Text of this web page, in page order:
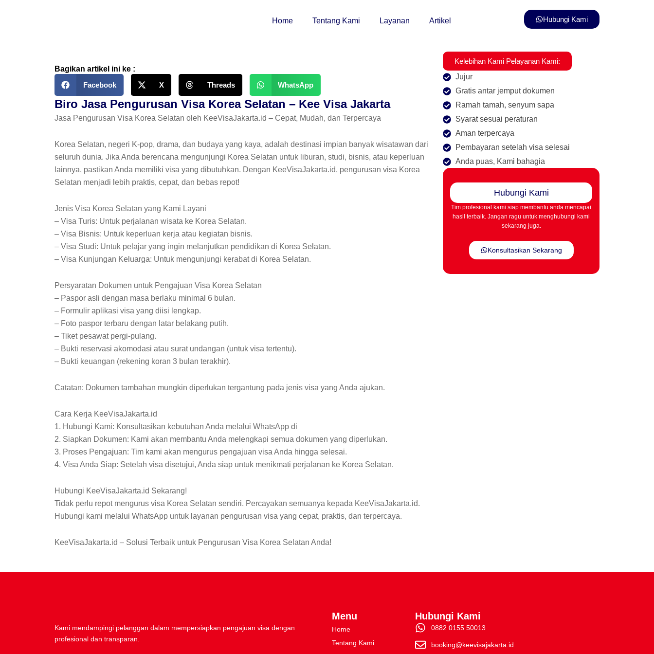
Home Tentang Kami Layanan Artikel Hubungi Kami
Bagikan artikel ini ke :
Facebook
X Threads WhatsApp
Biro Jasa Pengurusan Visa Korea Selatan – Kee Visa Jakarta
Jasa Pengurusan Visa Korea Selatan oleh KeeVisaJakarta.id – Cepat, Mudah, dan Terpercaya
Korea Selatan, negeri K-pop, drama, dan budaya yang kaya, adalah destinasi impian banyak wisatawan dari
seluruh dunia. Jika Anda berencana mengunjungi Korea Selatan untuk liburan, studi, bisnis, atau keperluan
lainnya, pastikan Anda memiliki visa yang dibutuhkan. Dengan KeeVisaJakarta.id, pengurusan visa Korea
Selatan menjadi lebih praktis, cepat, dan bebas repot!
Jenis Visa Korea Selatan yang Kami Layani
– Visa Turis: Untuk perjalanan wisata ke Korea Selatan.
– Visa Bisnis: Untuk keperluan kerja atau kegiatan bisnis.
– Visa Studi: Untuk pelajar yang ingin melanjutkan pendidikan di Korea Selatan.
– Visa Kunjungan Keluarga: Untuk mengunjungi kerabat di Korea Selatan.
Persyaratan Dokumen untuk Pengajuan Visa Korea Selatan
– Paspor asli dengan masa berlaku minimal 6 bulan.
– Formulir aplikasi visa yang diisi lengkap.
– Foto paspor terbaru dengan latar belakang putih.
– Tiket pesawat pergi-pulang.
– Bukti reservasi akomodasi atau surat undangan (untuk visa tertentu).
– Bukti keuangan (rekening koran 3 bulan terakhir).
Catatan: Dokumen tambahan mungkin diperlukan tergantung pada jenis visa yang Anda ajukan.
Cara Kerja KeeVisaJakarta.id
1. Hubungi Kami: Konsultasikan kebutuhan Anda melalui WhatsApp di
2. Siapkan Dokumen: Kami akan membantu Anda melengkapi semua dokumen yang diperlukan.
3. Proses Pengajuan: Tim kami akan mengurus pengajuan visa Anda hingga selesai.
4. Visa Anda Siap: Setelah visa disetujui, Anda siap untuk menikmati perjalanan ke Korea Selatan.
Hubungi KeeVisaJakarta.id Sekarang!
Tidak perlu repot mengurus visa Korea Selatan sendiri. Percayakan semuanya kepada KeeVisaJakarta.id.
Hubungi kami melalui WhatsApp untuk layanan pengurusan visa yang cepat, praktis, dan terpercaya.
KeeVisaJakarta.id – Solusi Terbaik untuk Pengurusan Visa Korea Selatan Anda!
Kelebihan Kami Pelayanan Kami:
Jujur
Gratis antar jemput dokumen
Ramah tamah, senyum sapa
Syarat sesuai peraturan
Aman terpercaya
Pembayaran setelah visa selesai
Anda puas, Kami bahagia
Hubungi Kami
Tim profesional kami siap membantu anda mencapai
hasil terbaik. Jangan ragu untuk menghubungi kami
sekarang juga.
Konsultasikan Sekarang
Kami mendampingi pelanggan dalam mempersiapkan pengajuan visa dengan
profesional dan transparan.
Menu
Home
Tentang Kami
Hubungi Kami
0882 0155 50013
booking@keevisajakarta.id